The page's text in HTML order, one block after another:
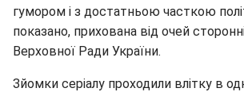
гумором і з достатньою часткою
показано, прихована від очей
Верховної Ради України.
Зйомки серіалу проходили влітку в